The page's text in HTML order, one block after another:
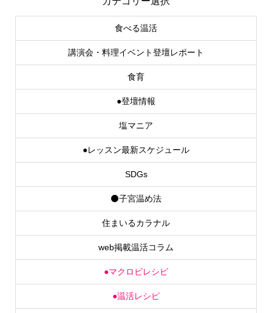
食べる温活
講演会・料理イベント登壇レポート
食育
●登壇情報
塩マニア
●レッスン最新スケジュール
SDGs
⚫子宮温め法
住まいるカラナル
web掲載温活コラム
●マクロビレシピ
●温活レシピ